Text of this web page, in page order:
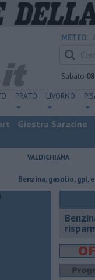
METEO:
Sabato
PRATO LIVORNO
Giostra Saracino
VALDICHIANA
gasolio, gpl, ecco dove